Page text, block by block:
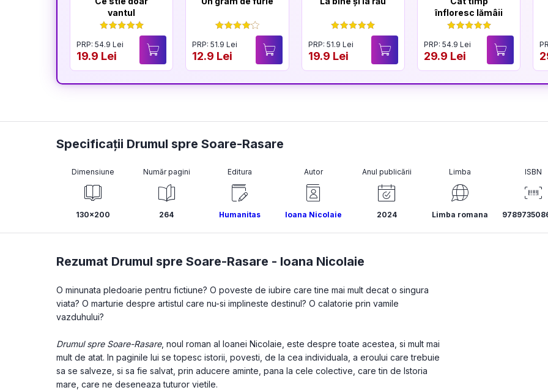
vantul
PRP: 54.9 Lei
19.9 Lei
PRP: 51.9 Lei
12.9 Lei
PRP: 51.9 Lei
19.9 Lei
înfloresc lămâii
PRP: 54.9 Lei
29.9 Lei
Specificații Drumul spre Soare-Rasare
Dimensiune
130x200
Număr pagini
264
Editura
Humanitas
Autor
Ioana Nicolaie
Anul publicării
2024
Limba
Limba romana
ISBN
Rezumat Drumul spre Soare-Rasare - Ioana Nicolaie
O minunata pledoarie pentru fictiune? O poveste de iubire care tine mai mult decat o singura
viata? O marturie despre artistul care nu-si implineste destinul? O calatorie prin vamile
vazduhului?
Drumul spre Soare-Rasare, noul roman al Ioanei Nicolaie, este despre toate acestea, si mult mai
mult de atat. In paginile lui se topesc istorii, povesti, de la cea individuala, a eroului care trebuie
sa se salveze, si sa fie salvat, prin aducere aminte, pana la cele colective, care tin de Istoria
mare, care ne deseneaza tuturor vietile.